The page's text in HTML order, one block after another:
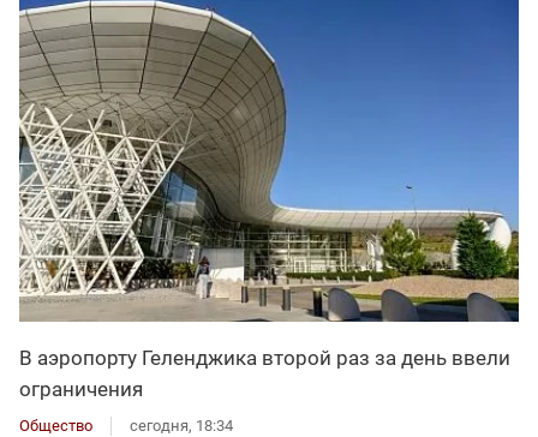
В аэропорту Геленджика второй раз за день ввели
ограничения
Общество сегодня, 18:34